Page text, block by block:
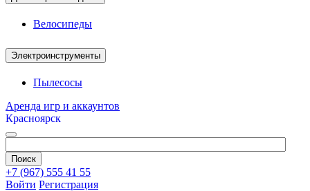
Велосипеды
Электроинструменты
Пылесосы
Аренда игр и аккаунтов
Красноярск
+7 (967) 555 41 55
Войти Регистрация